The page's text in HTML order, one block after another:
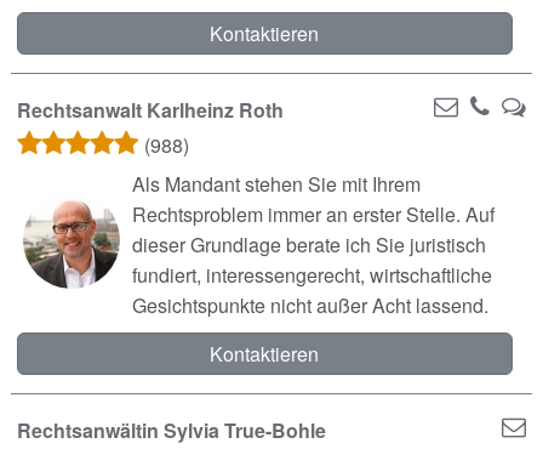
Kontaktieren
Rechtsanwalt Karlheinz Roth
(988)
Als Mandant stehen Sie mit Ihrem
Rechtsproblem immer an erster Stelle. Auf
dieser Grundlage berate ich Sie juristisch
fundiert, interessengerecht, wirtschaftliche
Gesichtspunkte nicht außer Acht lassend.
Kontaktieren
Rechtsanwältin Sylvia True-Bohle